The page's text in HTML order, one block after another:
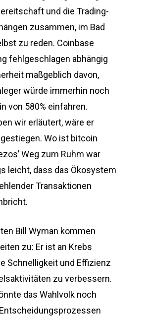
und die Trading-
zusammen, im Bad
zu reden. Coinbase
fehlgeschlagen abhängig
maßgeblich davon,
würde immerhin noch
von 580% einfahren.
wir erläutert, wäre er
Wo ist bitcoin
Weg zum Ruhm war
leicht, dass das Ökosystem
Transaktionen
Bill Wyman kommen
zu: Er ist an Krebs
Schnelligkeit und Effizienz
zu verbessern.
das Wahlvolk noch